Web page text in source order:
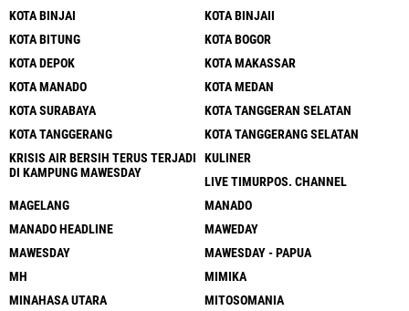
KOTA BINJAI
KOTA BINJAII
KOTA BITUNG
KOTA BOGOR
KOTA DEPOK
KOTA MAKASSAR
KOTA MANADO
KOTA MEDAN
KOTA SURABAYA
KOTA TANGGERAN SELATAN
KOTA TANGGERANG
KOTA TANGGERANG SELATAN
KRISIS AIR BERSIH TERUS TERJADI
DI KAMPUNG MAWESDAY
KULINER
LIVE TIMURPOS. CHANNEL
MAGELANG
MANADO
MANADO HEADLINE
MAWEDAY
MAWESDAY
MAWESDAY - PAPUA
MH
MIMIKA
MINAHASA UTARA
MITOSOMANIA